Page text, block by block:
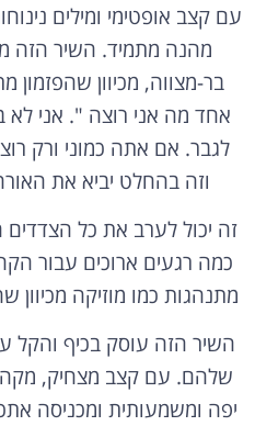
עם קצב אופטימי ומילים
מהנה מתמיד. השיר הזה
בר-מצווה, מכיוון שהפזמון
לגבר. אם אתה כמוני ורק
וזה בהחלט יביא את
זה יכול לערב את כל הצדדים
כמה רגעים ארוכים עבור
מתנהגות כמו מוזיקה מכיוון
השיר הזה עוסק בכיף והקל
שלהם. עם קצב מצחיק,
יפה ומשמעותית ומכניסה